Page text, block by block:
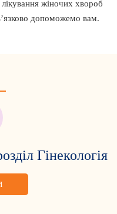
лікування жіночих хвороб
допоможемо вам.
Гінекологія